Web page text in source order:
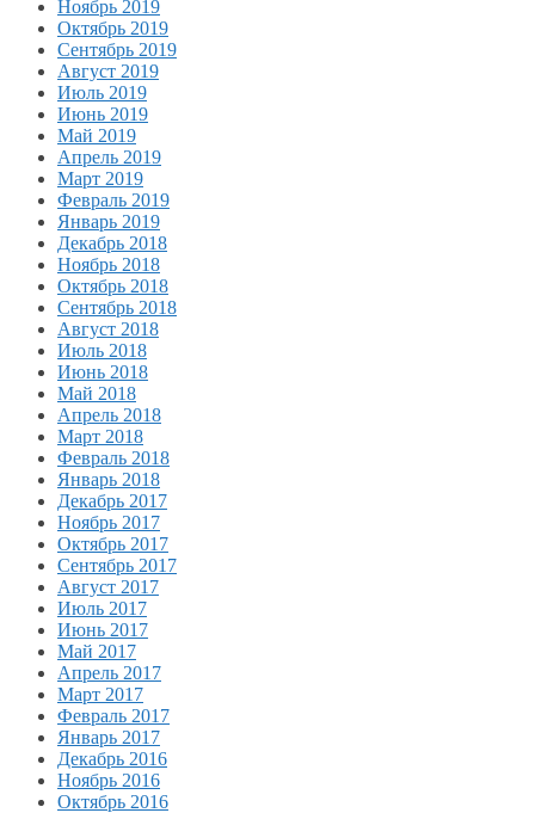
Ноябрь 2019
Октябрь 2019
Сентябрь 2019
Август 2019
Июль 2019
Июнь 2019
Май 2019
Апрель 2019
Март 2019
Февраль 2019
Январь 2019
Декабрь 2018
Ноябрь 2018
Октябрь 2018
Сентябрь 2018
Август 2018
Июль 2018
Июнь 2018
Май 2018
Апрель 2018
Март 2018
Февраль 2018
Январь 2018
Декабрь 2017
Ноябрь 2017
Октябрь 2017
Сентябрь 2017
Август 2017
Июль 2017
Июнь 2017
Май 2017
Апрель 2017
Март 2017
Февраль 2017
Январь 2017
Декабрь 2016
Ноябрь 2016
Октябрь 2016